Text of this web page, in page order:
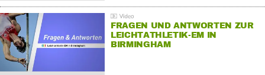
FRAGEN UND ANTWORTEN ZUR
LEICHTATHLETIK-EM IN
BIRMINGHAM